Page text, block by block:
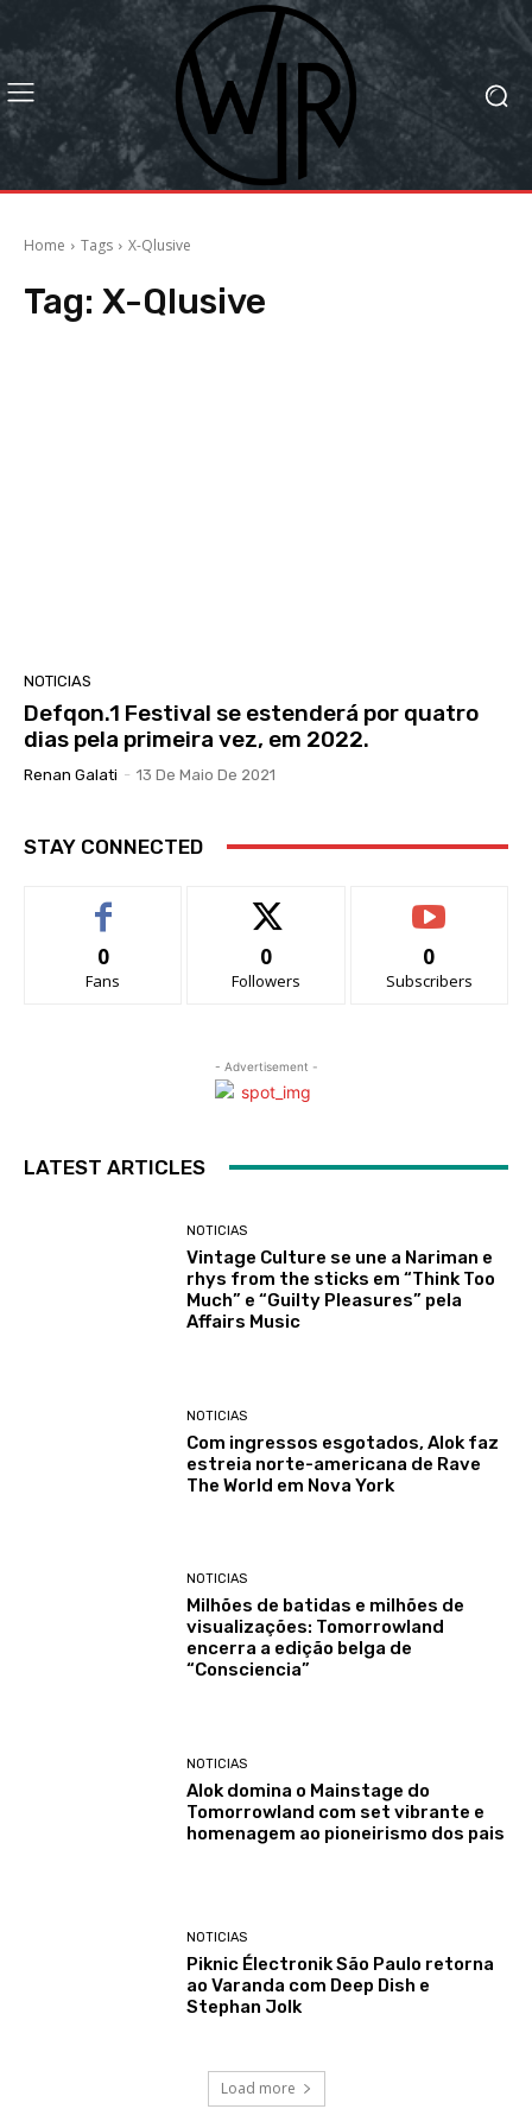
Home Tags X-Qlusive
Tag: X-Qlusive
NOTICIAS
Defqon.1 Festival se estenderá por quatro
dias pela primeira vez, em 2022.
Renan Galati - 13 De Maio De 2021
STAY CONNECTED
0
Fans
0
Followers
0
Subscribers
- Advertisement -
LATEST ARTICLES
NOTICIAS
Vintage Culture se une a Nariman e
rhys from the sticks em “Think Too
Much” e “Guilty Pleasures” pela
Affairs Music
NOTICIAS
Com ingressos esgotados, Alok faz
estreia norte-americana de Rave
The World em Nova York
NOTICIAS
Milhões de batidas e milhões de
visualizações: Tomorrowland
encerra a edição belga de
“Consciencia”
NOTICIAS
Alok domina o Mainstage do
Tomorrowland com set vibrante e
homenagem ao pioneirismo dos pais
NOTICIAS
Piknic Électronik São Paulo retorna
ao Varanda com Deep Dish e
Stephan Jolk
Load more